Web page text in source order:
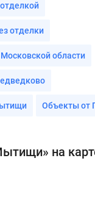
отделки
области
Объекты от
на